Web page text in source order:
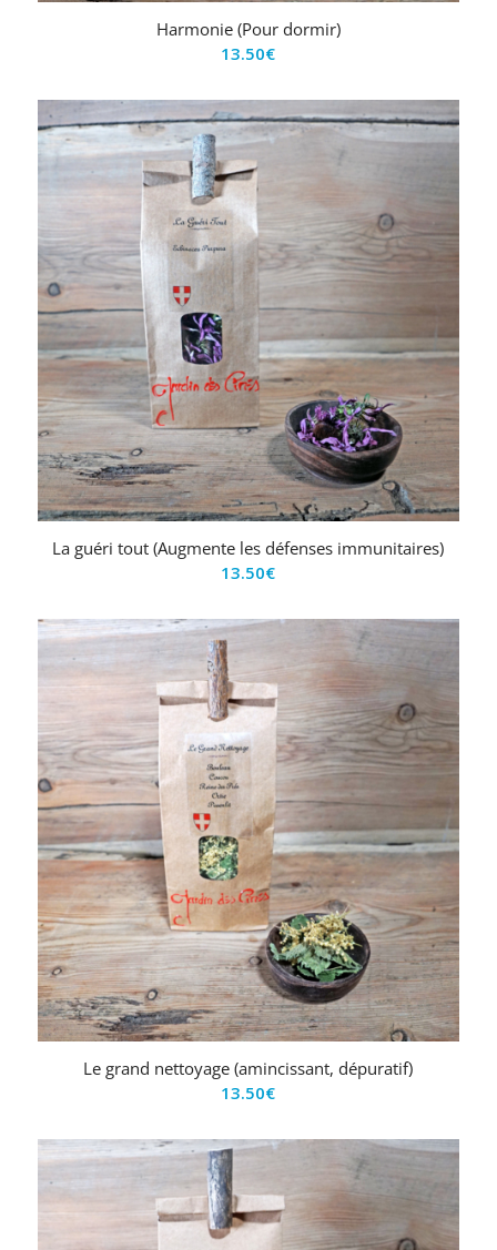
Harmonie (Pour dormir)
13.50€
La guéri tout (Augmente les défenses immunitaires)
13.50€
Le grand nettoyage (amincissant, dépuratif)
13.50€